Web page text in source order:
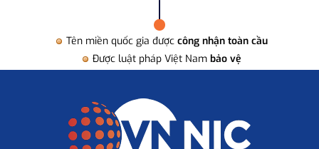
Tên miền quốc gia được công nhận toàn cầu
Được luật pháp Việt Nam bảo vệ